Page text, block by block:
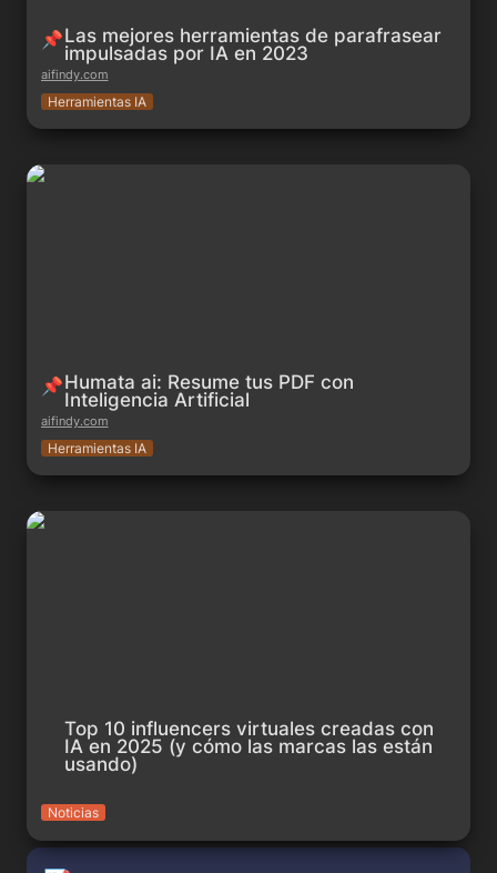
📌Las mejores herramientas de parafrasear
impulsadas por IA en 2023
aifindy.com
Herramientas IA
Humata ai: Resume tus PDF con Inteligencia Artificial
📌Humata ai: Resume tus PDF con
Inteligencia Artificial
aifindy.com
Herramientas IA
Top 10 influencers virtuales creadas con IA en 2025 (y cómo
Top 10 influencers virtuales creadas con
IA en 2025 (y cómo las marcas las están
usando)
Noticias